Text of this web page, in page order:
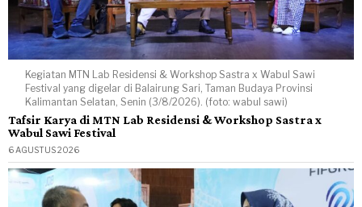
Kegiatan MTN Lab Residensi & Workshop Sastra x Wabul Sawi
Festival yang digelar di Balairung Sari, Taman Budaya Provinsi
Kalimantan Selatan, Senin (3/8/2026). (foto: wabul sawi)
Tafsir Karya di MTN Lab Residensi & Workshop Sastra x
Wabul Sawi Festival
6 AGUSTUS 2026